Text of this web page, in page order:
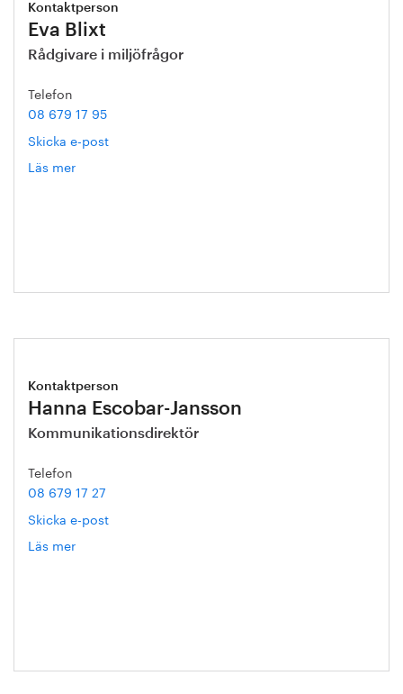
Kontaktperson
Eva Blixt
Rådgivare i miljöfrågor
Telefon
08 679 17 95
Skicka e-post
Läs mer
Kontaktperson
Hanna Escobar-Jansson
Kommunikationsdirektör
Telefon
08 679 17 27
Skicka e-post
Läs mer